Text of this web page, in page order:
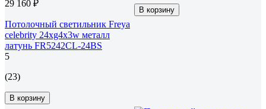
29 160 ₽
Потолочный светильник Freya
celebrity 24хg4x3w металл
латунь FR5242CL-24BS
5
(23)
В корзину
В корзину